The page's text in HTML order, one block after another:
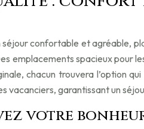
confortable et agréable,
emplacements spacieux
chacun trouvera l’option
garantissant un
votre